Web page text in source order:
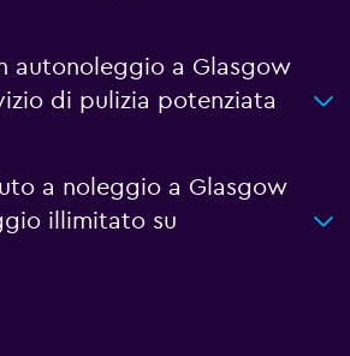
autonoleggio a Glasgow
di pulizia potenziata
a noleggio a Glasgow
illimitato su